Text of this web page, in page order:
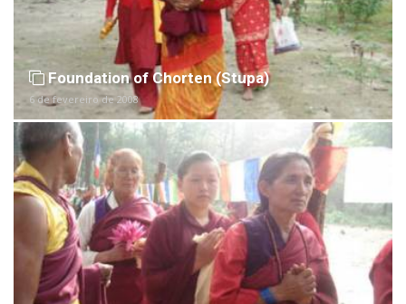
Foundation of Chorten (Stupa)
6 de fevereiro de 2008